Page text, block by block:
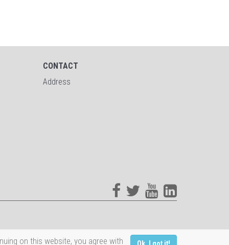
CONTACT
Address
on this website, you agree with